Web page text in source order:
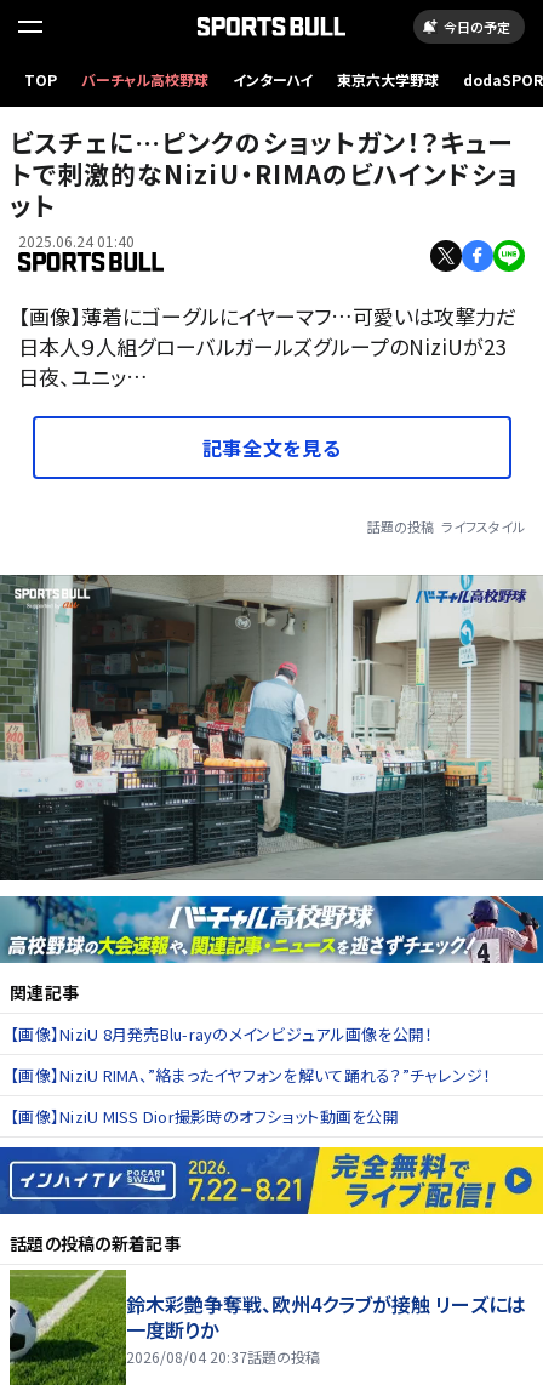
今日の予定
TOP バーチャル高校野球 インターハイ 東京六大学野球
ビスチェに…ピンクのショットガン！？キュー
トで刺激的なNiziU・RIMAのビハインドショ
ット
2025.06.24 01:40
【画像】薄着にゴーグルにイヤーマフ…可愛いは攻撃力だ
日本人９人組グローバルガールズグループのNiziUが23
日夜、ユニッ…
記事全文を見る
話題の投稿 ライフスタイル
関連記事
【画像】NiziU 8月発売Blu-rayのメインビジュアル画像を公開！
【画像】NiziU RIMA、”絡まったイヤフォンを解いて踊れる？”チャレンジ！
【画像】NiziU MISS Dior撮影時のオフショット動画を公開
話題の投稿の新着記事
鈴木彩艶争奪戦、欧州4クラブが接触 リーズには
一度断りか
2026/08/04 20:37話題の投稿